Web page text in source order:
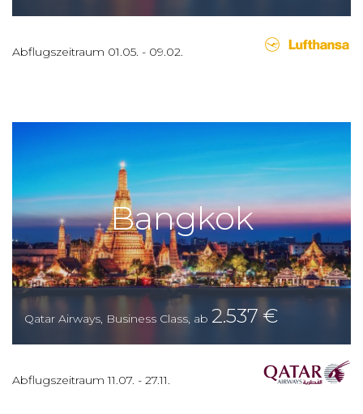
Abflugszeitraum 01.05. - 09.02.
Bangkok
Qatar Airways, Business Class, ab 2.537 €
Abflugszeitraum11.07. - 27.11.